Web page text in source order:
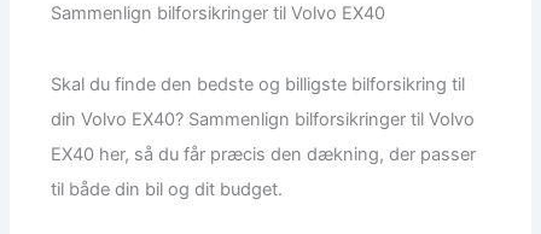
Sammenlign bilforsikringer til Volvo EX40
Skal du finde den bedste og billigste bilforsikring til
din Volvo EX40? Sammenlign bilforsikringer til Volvo
EX40 her, så du får præcis den dækning, der passer
til både din bil og dit budget.